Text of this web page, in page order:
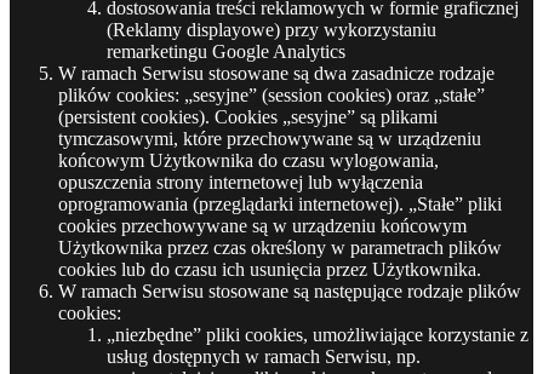
dostosowania treści reklamowych w formie graficznej
(Reklamy displayowe) przy wykorzystaniu
remarketingu Google Analytics
W ramach Serwisu stosowane są dwa zasadnicze rodzaje
plików cookies: „sesyjne” (session cookies) oraz „stałe”
(persistent cookies). Cookies „sesyjne” są plikami
tymczasowymi, które przechowywane są w urządzeniu
końcowym Użytkownika do czasu wylogowania,
opuszczenia strony internetowej lub wyłączenia
oprogramowania (przeglądarki internetowej). „Stałe” pliki
cookies przechowywane są w urządzeniu końcowym
Użytkownika przez czas określony w parametrach plików
cookies lub do czasu ich usunięcia przez Użytkownika.
W ramach Serwisu stosowane są następujące rodzaje plików
cookies:
„niezbędne” pliki cookies, umożliwiające korzystanie z
usług dostępnych w ramach Serwisu, np.